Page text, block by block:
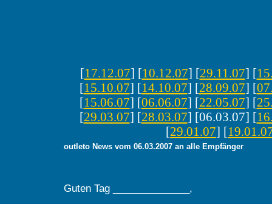
[17.12.07] [10.12.07] [29.11.07] [
[15.10.07] [14.10.07] [28.09.07] [
[15.06.07] [06.06.07] [22.05.07] [
[29.03.07] [28.03.07] [06.03.07] [
[29.01.07] [
outleto News vom 06.03.2007 an alle Empfänger
Guten Tag ______________,